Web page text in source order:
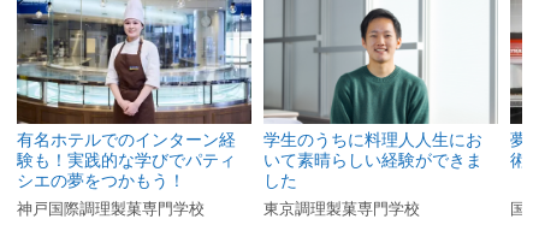
有名ホテルでのインターン経
験も！実践的な学びでパティ
シエの夢をつかもう！
神戸国際調理製菓専門学校
学生のうちに料理人人生にお
いて素晴らしい経験ができま
した
東京調理製菓専門学校
夢
術
国